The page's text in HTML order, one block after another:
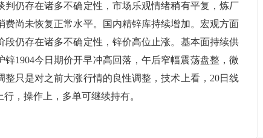
仍存在诸多不确定性，市场乐观情绪稍有平复，炼厂
尚未恢复正常水平。国内精锌库持续增加。宏观方面
段仍存在诸多不确定性，锌价高位止涨。基本面持续供
1904今日期价开早冲高回落，午后窄幅震荡盘整，微
只是对之前大涨行情的良性调整，技术上看，20日线
，操作上，多单可继续持有。